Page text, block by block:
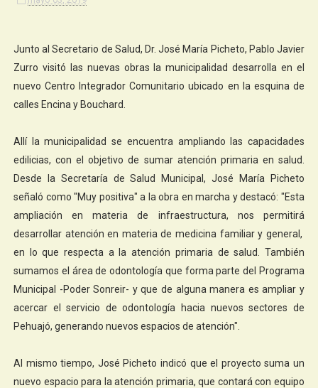
Junto al Secretario de Salud, Dr. José María Picheto, Pablo Javier
Zurro visitó las nuevas obras la municipalidad desarrolla en el
nuevo Centro Integrador Comunitario ubicado en la esquina de
calles Encina y Bouchard.
Allí la municipalidad se encuentra ampliando las capacidades
edilicias, con el objetivo de sumar atención primaria en salud.
Desde la Secretaría de Salud Municipal, José María Picheto
señaló como "Muy positiva" a la obra en marcha y destacó: "Esta
ampliación en materia de infraestructura, nos permitirá
desarrollar atención en materia de medicina familiar y general,
en lo que respecta a la atención primaria de salud. También
sumamos el área de odontología que forma parte del Programa
Municipal -Poder Sonreir- y que de alguna manera es ampliar y
acercar el servicio de odontología hacia nuevos sectores de
Pehuajó, generando nuevos espacios de atención".
Al mismo tiempo, José Picheto indicó que el proyecto suma un
nuevo espacio para la atención primaria, que contará con equipo